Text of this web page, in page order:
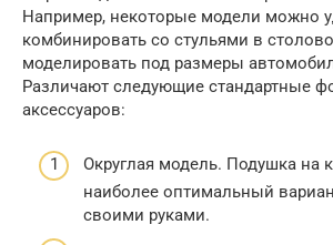
Например, некоторые модели можно
комбинировать со стульями в
моделировать под размеры
Различают следующие стандартные
аксессуаров:
Округлая модель. Подушка на
наиболее оптимальный
своими руками.